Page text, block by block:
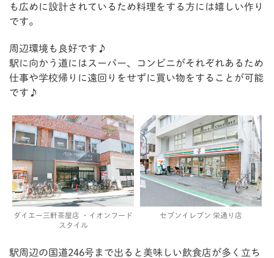
も広めに設計されているため料理をする方には嬉しい作り
です。
周辺環境も良好です♪
駅に向かう道にはスーパー、コンビニがそれぞれあるため
仕事や学校帰りに遠回りをせずに買い物をすることが可能
です♪
ダイエー三軒茶屋店 ・イオンフード
スタイル
セブンイレブン 栄通り店
駅周辺の国道246号まで出ると美味しい飲食店が多く立ち